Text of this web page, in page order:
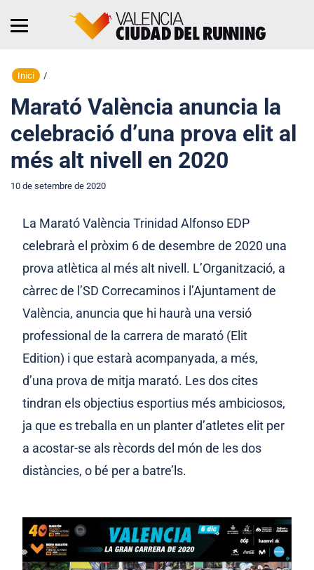
Inici /
Marató València anuncia la
celebració d’una prova elit al
més alt nivell en 2020
10 de setembre de 2020
La Marató València Trinidad Alfonso EDP
celebrarà el pròxim 6 de desembre de 2020 una
prova atlètica al més alt nivell. L’Organització, a
càrrec de l’SD Correcaminos i l’Ajuntament de
València, anuncia que hi haurà una versió
professional de la carrera de marató (Elit
Edition) i que estarà acompanyada, a més,
d’una prova de mitja marató. Les dos cites
tindran els objectius esportius més ambiciosos,
ja que es treballa en un planter d’atletes elit per
a acostar-se als rècords del món de les dos
distàncies, o bé per a batre’ls.